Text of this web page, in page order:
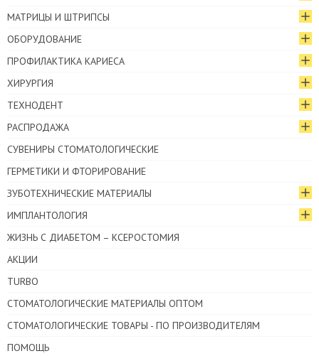
МАТРИЦЫ И ШТРИПСЫ
ОБОРУДОВАНИЕ
ПРОФИЛАКТИКА КАРИЕСА
ХИРУРГИЯ
ТЕХНОДЕНТ
РАСПРОДАЖА
СУВЕНИРЫ СТОМАТОЛОГИЧЕСКИЕ
ГЕРМЕТИКИ И ФТОРИРОВАНИЕ
ЗУБОТЕХНИЧЕСКИЕ МАТЕРИАЛЫ
ИМПЛАНТОЛОГИЯ
ЖИЗНЬ С ДИАБЕТОМ – КСЕРОСТОМИЯ
АКЦИИ
TURBO
СТОМАТОЛОГИЧЕСКИЕ МАТЕРИАЛЫ ОПТОМ
СТОМАТОЛОГИЧЕСКИЕ ТОВАРЫ - ПО ПРОИЗВОДИТЕЛЯМ
ПОМОЩЬ